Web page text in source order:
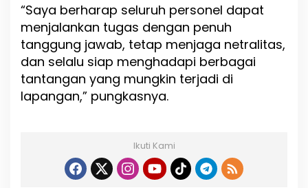
“Saya berharap seluruh personel dapat
menjalankan tugas dengan penuh
tanggung jawab, tetap menjaga netralitas,
dan selalu siap menghadapi berbagai
tantangan yang mungkin terjadi di
lapangan,” pungkasnya.
Ikuti Kami